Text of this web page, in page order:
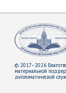
© 2017–2026
материальной
дипломатической